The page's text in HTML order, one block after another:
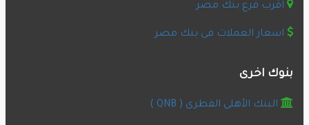
اقرب فرع بنك مصر
اسعار العملات فى بنك مصر
بنوك اخرى
البنك الأهلى القطرى ( QNB )